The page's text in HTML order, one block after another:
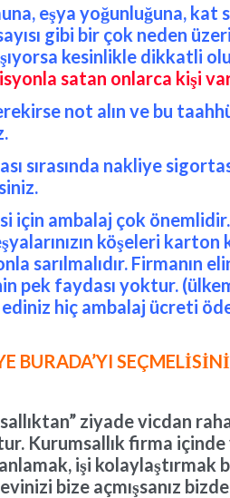
eşya yoğunluğuna, kat
gibi bir çok neden
kesinlikle dikkatli
satan onlarca kişi
not alın ve bu
sırasında nakliye
için ambalaj çok
köşeleri karton
sarılmalıdır. Firmanın
pek faydası yoktur.
hiç ambalaj ücreti
BURADA’YI
ziyade vicdan
Kurumsallık firma içinde
işi kolaylaştırmak
bize açmışsanız